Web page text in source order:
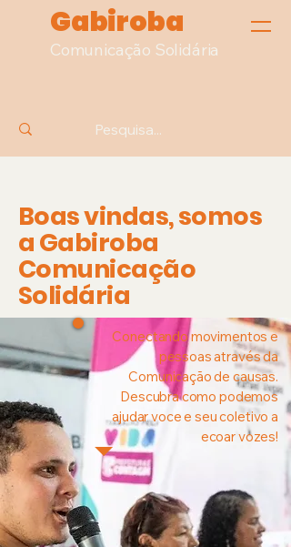
Gabiroba
Comunicação Solidária
Boas vindas, somos
a Gabiroba
Comunicação
Solidária
Conectando movimentos e
pessoas através da
Comunicação de causas.
Descubra como podemos
ajudar voce e seu coletivo a
ecoar vozes!